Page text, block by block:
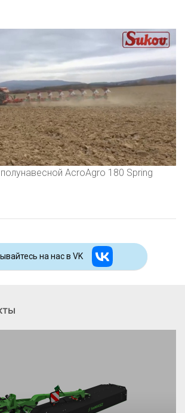
AcroAgro 180 Spring
на наc в VK